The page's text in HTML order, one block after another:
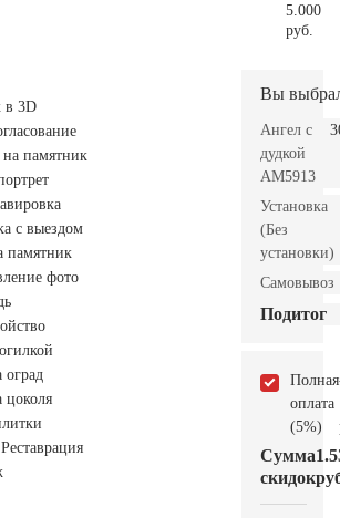
в 3D
памятник
с выездом
памятник
фото
оград
цоколя
5.000
руб.
Вы
Ангел с
дудкой
AM5913
Установка
(Без
установки)
Самовывоз
Подитог
Полная
оплата
(5%)
Сумма
скидок